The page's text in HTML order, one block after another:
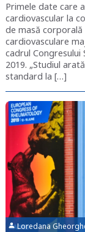
Primele date care
cardiovascular la
de masă corporală
cardiovasculare
cadrul Congresului
2019. „Studiul
standard la […]
Loredana